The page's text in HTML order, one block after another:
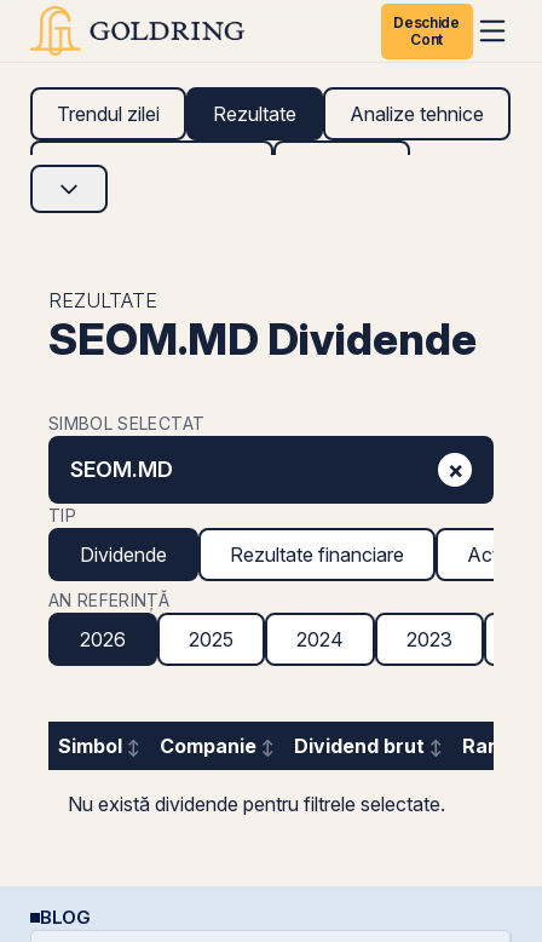
Deschide
Cont
Trendul zilei Rezultate Analize tehnice
Analize fundamentale
REZULTATE
SEOM.MD Dividende
SIMBOL SELECTAT
SEOM.MD ×
TIP
Dividende Rezultate financiare Acțiuni
AN REFERINȚĂ
2026 2025 2024 2023
Simbol Companie Dividend brut
Nu există dividende pentru filtrele selectate.
BLOG